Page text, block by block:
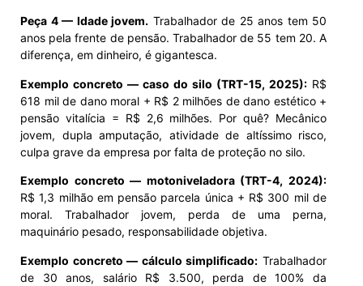
Peça 4 — Idade jovem. Trabalhador de 25 anos tem 50
anos pela frente de pensão. Trabalhador de 55 tem 20. A
diferença, em dinheiro, é gigantesca.
Exemplo concreto — caso do silo (TRT-15, 2025): R$
618 mil de dano moral + R$ 2 milhões de dano estético +
pensão vitalícia = R$ 2,6 milhões. Por quê? Mecânico
jovem, dupla amputação, atividade de altíssimo risco,
culpa grave da empresa por falta de proteção no silo.
Exemplo concreto — motoniveladora (TRT-4, 2024):
R$ 1,3 milhão em pensão parcela única + R$ 300 mil de
moral. Trabalhador jovem, perda de uma perna,
maquinário pesado, responsabilidade objetiva.
Exemplo concreto — cálculo simplificado: Trabalhador
de 30 anos, salário R$ 3.500, perda de 100% da